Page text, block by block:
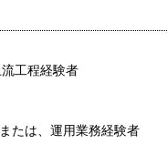
工程経験者
たは、運用業務経験者